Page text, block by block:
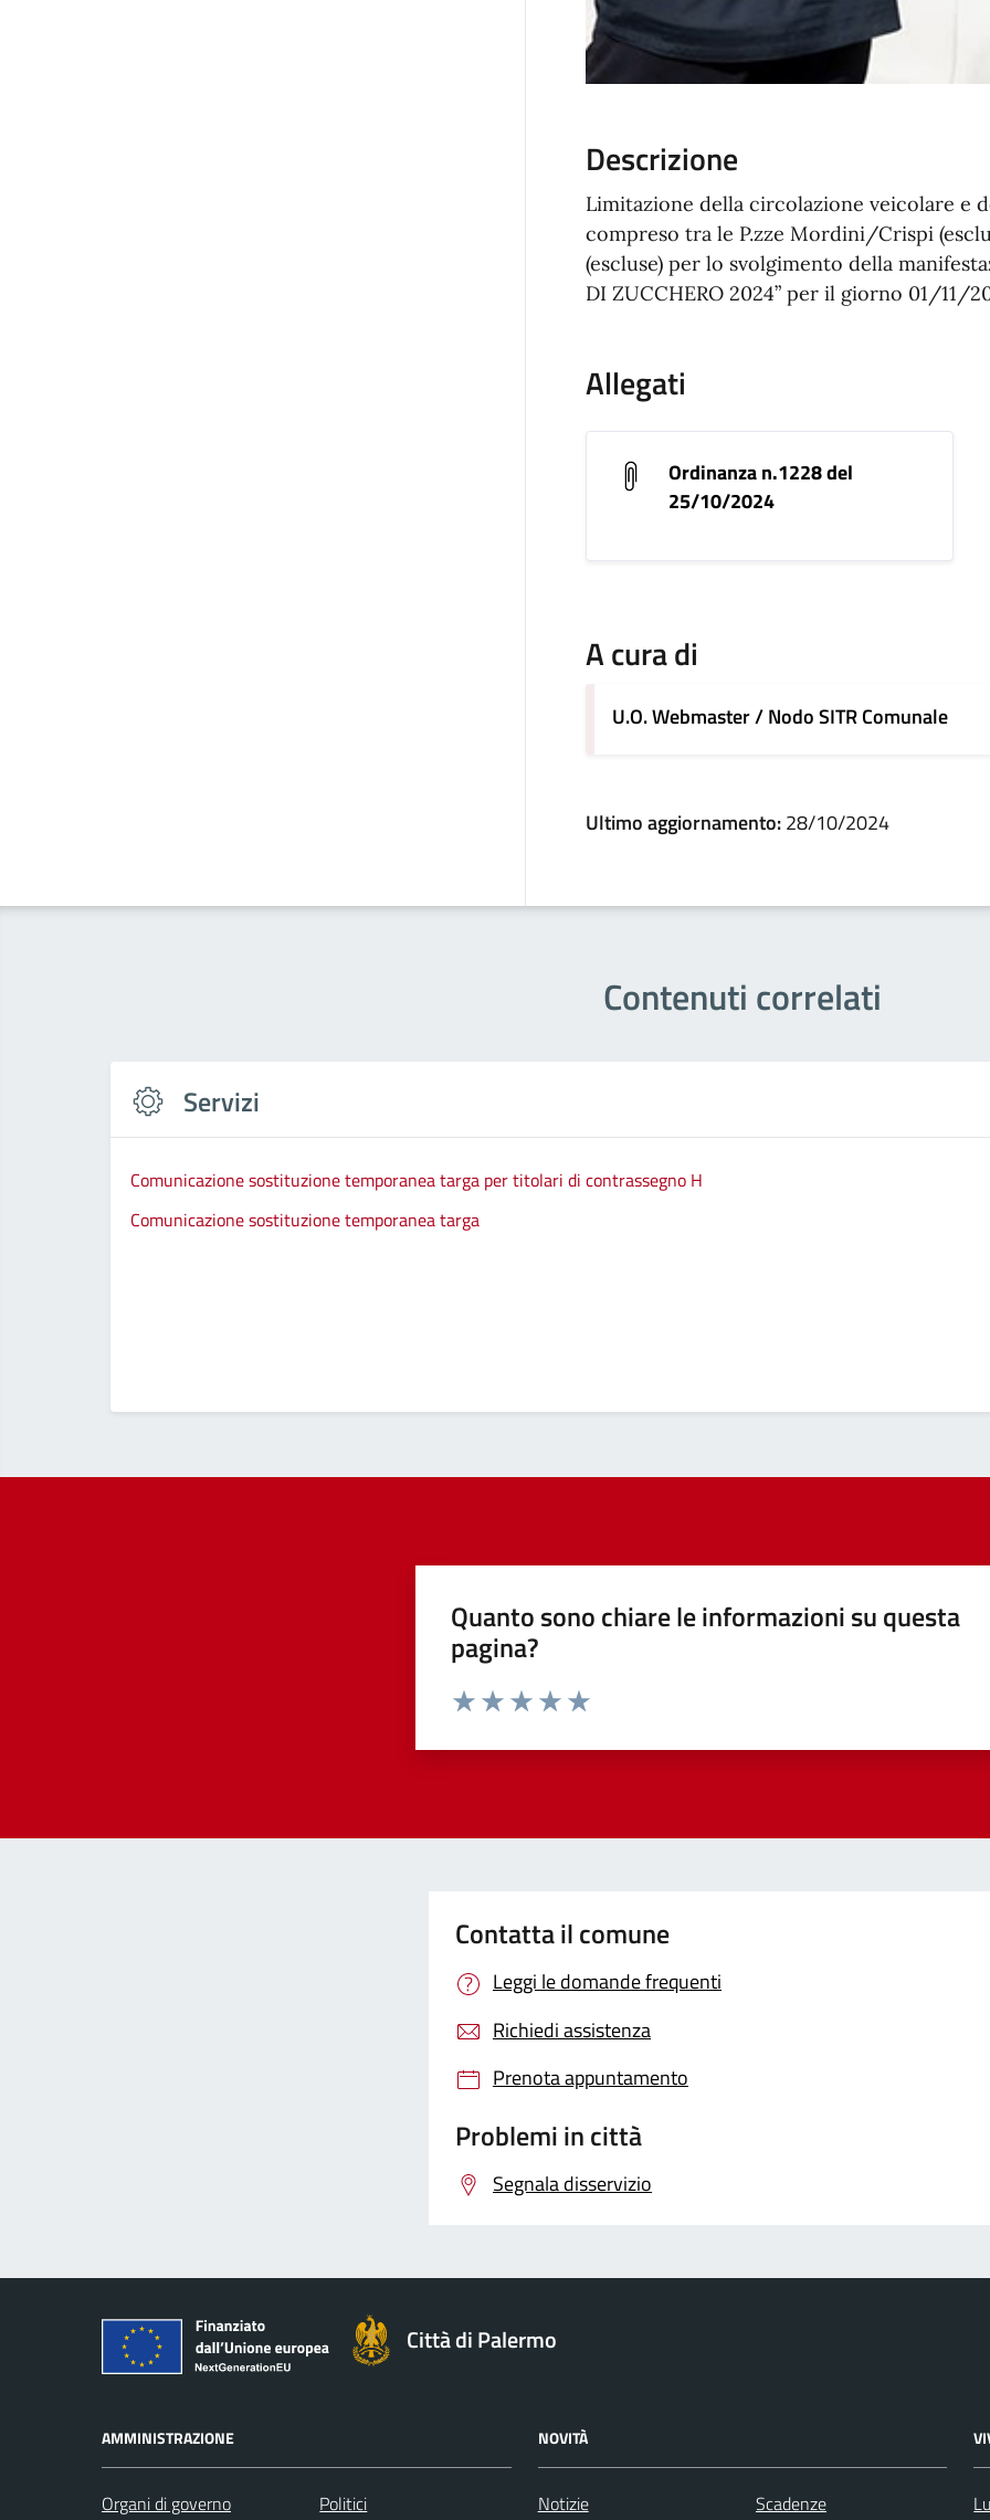
Descrizione
Limitazione della circolazione veicolare e
compreso tra le P.zze Mordini/Crispi
(escluse) per lo svolgimento della
DI ZUCCHERO 2024” per il giorno 01/11/
Allegati
Ordinanza n.1228 del
25/10/2024
A cura di
U.O. Webmaster / Nodo SITR Comunale
Ultimo aggiornamento:28/10/2024
Contenuti correlati
Servizi
Comunicazione sostituzione temporanea targa per titolari di contrassegno H
Comunicazione sostituzione temporanea targa
Quanto sono chiare le informazioni su questa
pagina?
Contatta il comune
Leggi le domande frequenti
Richiedi assistenza
Prenota appuntamento
Problemi in città
Segnala disservizio
Città di Palermo
AMMINISTRAZIONE
Organi di governo Politici
NOVITÀ
Notizie Scadenze